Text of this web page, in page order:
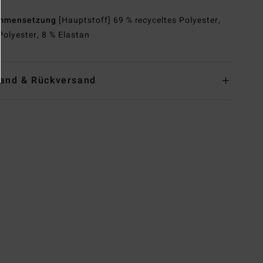
[Hauptstoff] 69 % recyceltes Polyester,
Polyester, 8 % Elastan
& Rückversand